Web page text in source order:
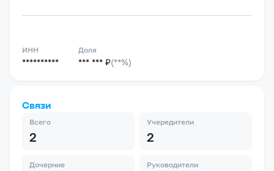
ИНН
**********
Доля
*** *** ₽(**%)
Связи
Всего
2
Учередители
2
Дочерние Руководители